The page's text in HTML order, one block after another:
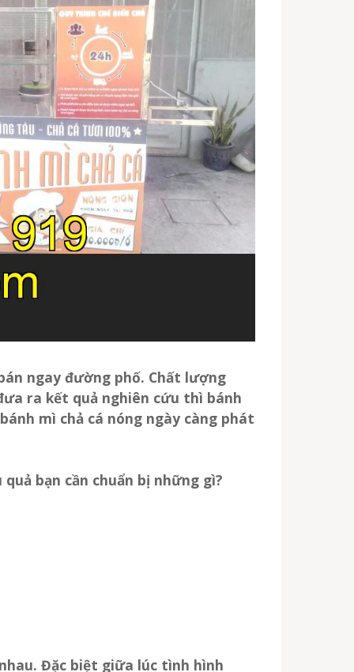
ngay đường phố. Chất lượng
ra kết quả nghiên cứu thì bánh
mì chả cá nóng ngày càng phát
quả bạn cần chuẩn bị những gì?